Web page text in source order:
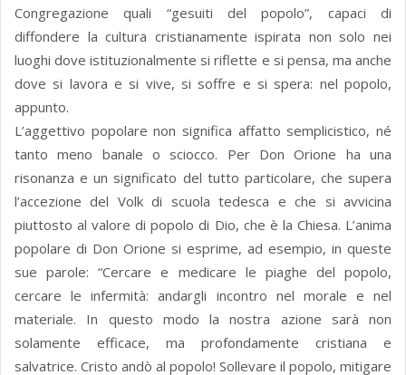
Congregazione quali “gesuiti del popolo”, capaci di
diffondere la cultura cristianamente ispirata non solo nei
luoghi dove istituzionalmente si riflette e si pensa, ma anche
dove si lavora e si vive, si soffre e si spera: nel popolo,
appunto.
L’aggettivo popolare non significa affatto semplicistico, né
tanto meno banale o sciocco. Per Don Orione ha una
risonanza e un significato del tutto particolare, che supera
l’accezione del Volk di scuola tedesca e che si avvicina
piuttosto al valore di popolo di Dio, che è la Chiesa. L’anima
popolare di Don Orione si esprime, ad esempio, in queste
sue parole: “Cercare e medicare le piaghe del popolo,
cercare le infermità: andargli incontro nel morale e nel
materiale. In questo modo la nostra azione sarà non
solamente efficace, ma profondamente cristiana e
salvatrice. Cristo andò al popolo! Sollevare il popolo, mitigare